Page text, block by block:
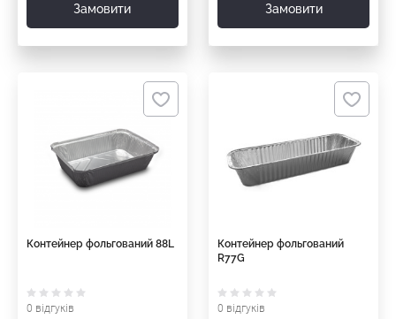
Замовити Замовити
Контейнер фольгований 88L
0 відгуків
Контейнер фольгований
R77G
0 відгуків